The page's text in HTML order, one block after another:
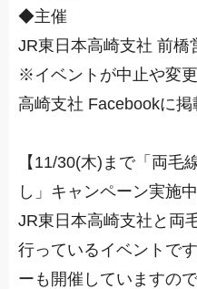
◆主催
JR東日本高崎支社 前橋
※イベントが中止や変
高崎支社 Facebookに掲
【11/30(木)まで「両毛
し」キャンペーン実施中
JR東日本高崎支社と両
行っているイベントで
ーも開催していますの